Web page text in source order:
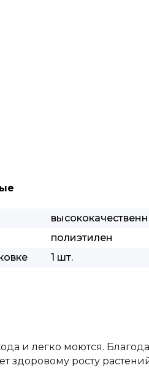
полиэтилен
1 шт.
и легко моются.
здоровому росту